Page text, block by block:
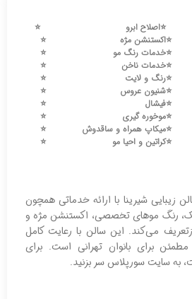
⭐️اصلاح ابرو
⭐️
⭐️اکستنشن مژه
⭐️
⭐️خدمات رنگ مو
⭐️
⭐️خدمات ناخن
⭐️
⭐️رنگ و لایت
⭐️
⭐️شنیون عروس
⭐️
⭐️فیشال
⭐️
⭐️موخوره گیری
⭐️
⭐️میکاپ همراه و ساقدوش
⭐️
⭐️کراتین و احیا مو
⭐️
زیبایی شیرینا با ارائه خدماتی همچون
رنگ موهای تخصصی، اکستنشن مژه و
می‌کند. این سالن با رعایت کامل
مطمئن برای بانوان تهرانی است. برای
به سایت سورپلاس سر بزنید.